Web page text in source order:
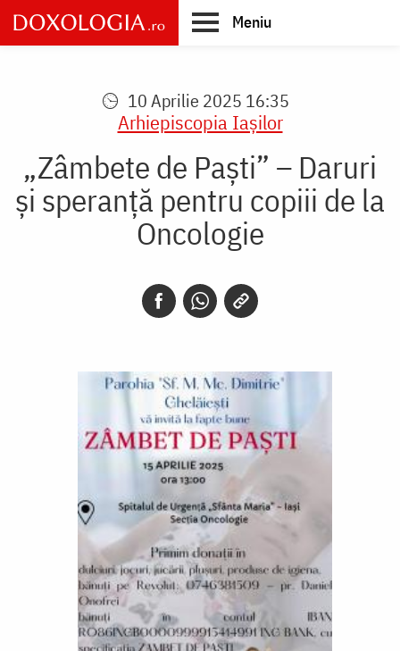
Skip
to
main
Meniu
10 Aprilie 2025 16:35
Arhiepiscopia Iaşilor
„Zâmbete de Paști” – Daruri
și speranță pentru copiii de la
Oncologie